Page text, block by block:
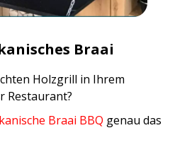
Braai
Holzgrill in Ihrem
Restaurant?
Braai BBQ genau das